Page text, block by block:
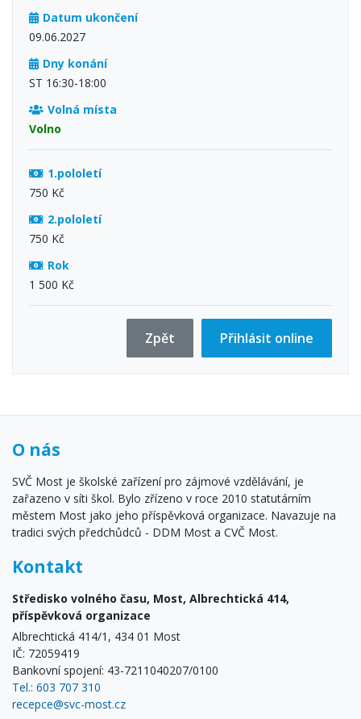
Datum ukončení
09.06.2027
Dny konání
ST 16:30-18:00
Volná místa
Volno
1.pololetí
750 Kč
2.pololetí
750 Kč
Rok
1 500 Kč
Přihlásit online
Zpět
O nás
SVČ Most je školské zařízení pro zájmové vzdělávání, je
zařazeno v síti škol. Bylo zřízeno v roce 2010 statutárním
městem Most jako jeho příspěvková organizace. Navazuje na
tradici svých předchůdců - DDM Most a CVČ Most.
Kontakt
Středisko volného času, Most, Albrechtická 414,
příspěvková organizace
Albrechtická 414/1, 434 01 Most
IČ: 72059419
Bankovní spojení: 43-7211040207/0100
Tel.: 603 707 310
recepce@svc-most.cz